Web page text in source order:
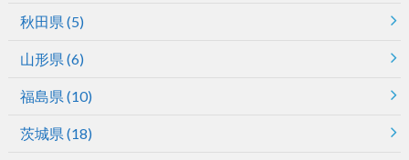
秋田県 (5)
山形県 (6)
福島県 (10)
茨城県 (18)